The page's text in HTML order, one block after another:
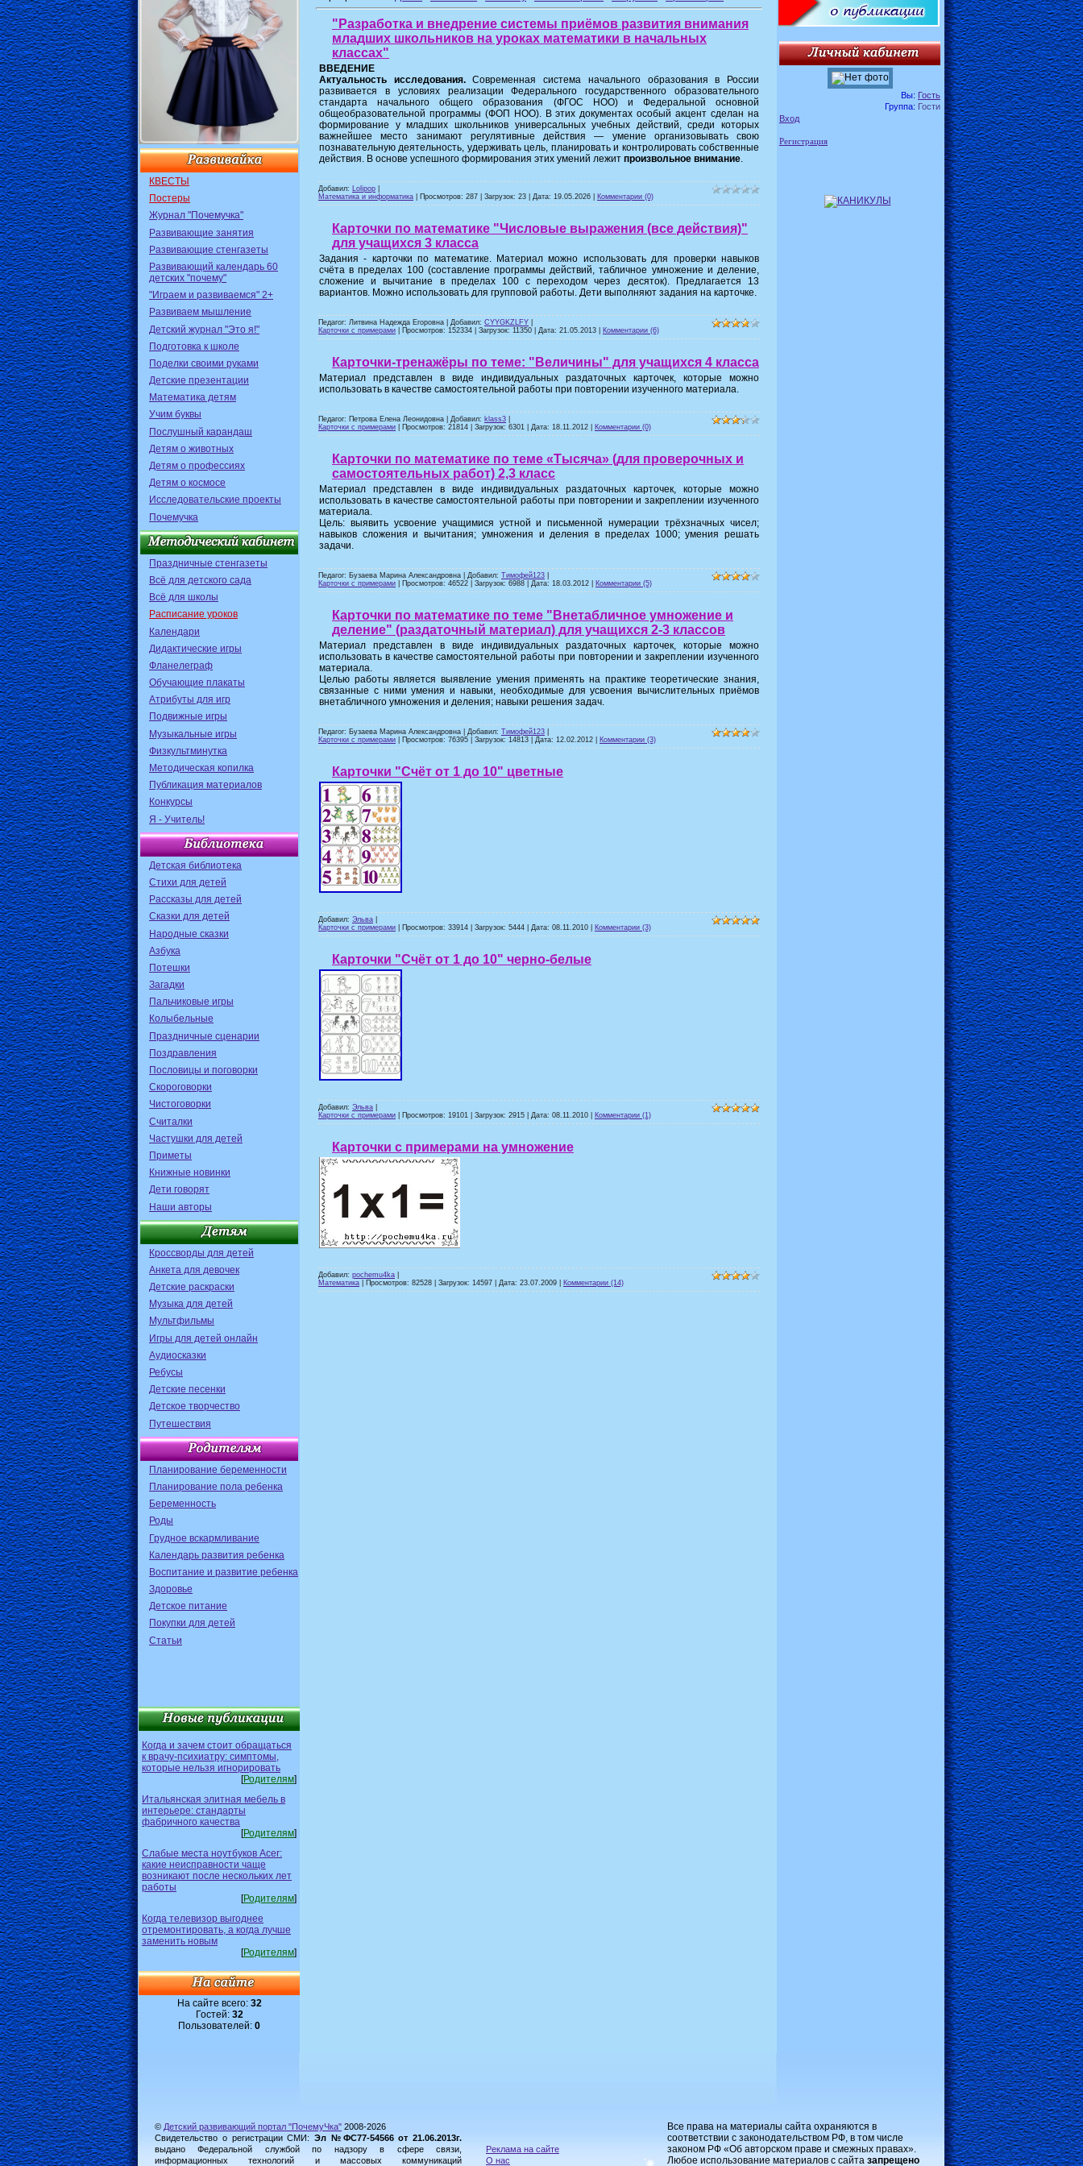
КВЕСТЫ
Постеры
Журнал "Почемучка"
Развивающие занятия
Развивающие стенгазеты
Развивающий календарь 60
детских "почему"
"Играем и развиваемся" 2+
Развиваем мышление
Детский журнал "Это я!"
Подготовка к школе
Поделки своими руками
Детские презентации
Математика детям
Учим буквы
Послушный карандаш
Детям о животных
Детям о профессиях
Детям о космосе
Исследовательские проекты
Почемучка
Праздничные стенгазеты
Всё для детского сада
Всё для школы
Расписание уроков
Календари
Дидактические игры
Фланелеграф
Обучающие плакаты
Атрибуты для игр
Подвижные игры
Музыкальные игры
Физкультминутка
Методическая копилка
Публикация материалов
Конкурсы
Я - Учитель!
Детская библиотека
Стихи для детей
Рассказы для детей
Сказки для детей
Народные сказки
Азбука
Потешки
Загадки
Пальчиковые игры
Колыбельные
Праздничные сценарии
Поздравления
Пословицы и поговорки
Скороговорки
Чистоговорки
Считалки
Частушки для детей
Приметы
Книжные новинки
Дети говорят
Наши авторы
Кроссворды для детей
Анкета для девочек
Детские раскраски
Музыка для детей
Мультфильмы
Игры для детей онлайн
Аудиосказки
Ребусы
Детские песенки
Детское творчество
Путешествия
Планирование беременности
Планирование пола ребенка
Беременность
Роды
Грудное вскармливание
Календарь развития ребенка
Воспитание и развитие ребенка
Здоровье
Детское питание
Покупки для детей
Статьи
Когда и зачем стоит обращаться
к врачу-психиатру: симптомы,
которые нельзя игнорировать
[Родителям]
Итальянская элитная мебель в
интерьере: стандарты
фабричного качества
[Родителям]
Слабые места ноутбуков Acer:
какие неисправности чаще
возникают после нескольких лет
работы
[Родителям]
Когда телевизор выгоднее
отремонтировать, а когда лучше
заменить новым
[Родителям]
На сайте всего: 32
Гостей: 32
Пользователей: 0
"Разработка и внедрение системы приёмов развития внимания
младших школьников на уроках математики в начальных
классах"
ВВЕДЕНИЕ
Актуальность исследования.Современная система начального образования в России
развивается в условиях реализации Федерального государственного образовательного
стандарта начального общего образования (ФГОС НОО) и Федеральной основной
общеобразовательной программы (ФОП НОО). В этих документах особый акцент сделан на
формирование у младших школьников универсальных учебных действий, среди которых
важнейшее место занимают регулятивные действия — умение организовывать свою
познавательную деятельность, удерживать цель, планировать и контролировать собственные
действия. В основе успешного формирования этих умений лежит произвольное внимание.
Добавил: Lolipop
Математика и информатика | Просмотров: 287 | Загрузок: 23 | Дата: 19.05.2026 Комментарии (0)
Карточки по математике "Числовые выражения (все действия)"
для учащихся 3 класса
Задания - карточки по математике. Материал можно использовать для проверки навыков
счёта в пределах 100 (составление программы действий, табличное умножение и деление,
сложение и вычитание в пределах 100 с переходом через десяток). Предлагается 13
вариантов. Можно использовать для групповой работы. Дети выполняют задания на карточке.
Педагог: Литвина Надежда Егоровна | Добавил: CYYGKZLFY
Карточки с примерами | Просмотров: 152334 | Загрузок: 11350 | Дата: 21.05.2013 Комментарии (6)
Карточки-тренажёры по теме: "Величины" для учащихся 4 класса
Материал представлен в виде индивидуальных раздаточных карточек, которые можно
использовать в качестве самостоятельной работы при повторении изученного материала.
Педагог: Петрова Елена Леонидовна | Добавил: klass3
Карточки с примерами | Просмотров: 21814 | Загрузок: 6301 | Дата: 18.11.2012 Комментарии (0)
Карточки по математике по теме «Тысяча» (для проверочных и
самостоятельных работ) 2,3 класс
Материал представлен в виде индивидуальных раздаточных карточек, которые можно
использовать в качестве самостоятельной работы при повторении и закреплении изученного
материала.
Цель: выявить усвоение учащимися устной и письменной нумерации трёхзначных чисел;
навыков сложения и вычитания; умножения и деления в пределах 1000; умения решать
задачи.
Педагог: Бузаева Марина Александровна | Добавил: Тимофей123
Карточки с примерами | Просмотров: 46522 | Загрузок: 6988 | Дата: 18.03.2012 Комментарии (5)
Карточки по математике по теме "Внетабличное умножение и
деление" (раздаточный материал) для учащихся 2-3 классов
Материал представлен в виде индивидуальных раздаточных карточек, которые можно
использовать в качестве самостоятельной работы при повторении и закреплении изученного
материала.
Целью работы является выявление умения применять на практике теоретические знания,
связанные с ними умения и навыки, необходимые для усвоения вычислительных приёмов
внетабличного умножения и деления; навыки решения задач.
Педагог: Бузаева Марина Александровна | Добавил: Тимофей123
Карточки с примерами | Просмотров: 76395 | Загрузок: 14813 | Дата: 12.02.2012 Комментарии (3)
Карточки "Счёт от 1 до 10" цветные
Добавил: Эльва
Карточки с примерами | Просмотров: 33914 | Загрузок: 5444 | Дата: 08.11.2010 Комментарии (3)
Карточки "Счёт от 1 до 10" черно-белые
Добавил: Эльва
Карточки с примерами | Просмотров: 19101 | Загрузок: 2915 | Дата: 08.11.2010 Комментарии (1)
Карточки с примерами на умножение
Добавил: pochemu4ka
Математика | Просмотров: 82528 | Загрузок: 14597 | Дата: 23.07.2009 Комментарии (14)
Вы: Гость
Группа: Гости
Вход
Регистрация
© Детский развивающий портал "ПочемуЧка" 2008-2026
Свидетельство о регистрации СМИ: Эл №ФС77-54566 от 21.06.2013г.
выдано Федеральной службой по надзору в сфере связи,
информационных технологий и массовых коммуникаций
Реклама на сайте
О нас
Все права на материалы сайта охраняются в
соответствии с законодательством РФ, в том числе
законом РФ «Об авторском праве и смежных правах».
Любое использование материалов с сайта запрещено